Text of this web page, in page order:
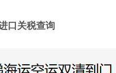
口关税查询